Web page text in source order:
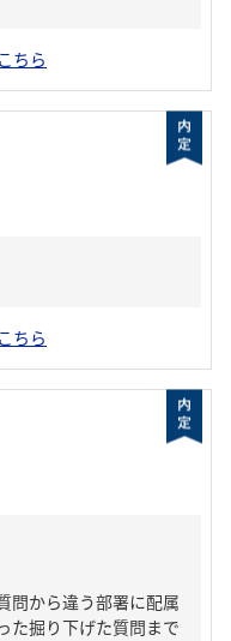
ちら
ちら
問から違う部署に配属
た掘り下げた質問まで